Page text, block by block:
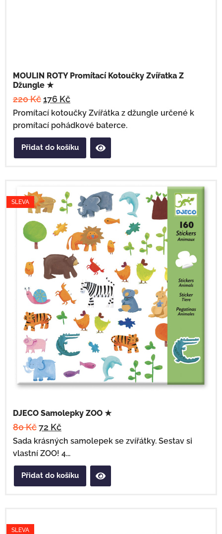
MOULIN ROTY Promítací Kotoučky Zvířatka Z
Džungle ★
220Kč176 Kč
Promítací kotoučky Zvířátka z džungle určené k
promítací pohádkové baterce.
Přidat do košíku
SLEVA
DJECO Samolepky ZOO ★
80Kč72 Kč
Sada krásných samolepek se zvířátky. Sestav si
vlastní ZOO! 4...
Přidat do košíku
SLEVA